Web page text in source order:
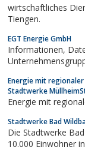
wirtschaftliches
Tiengen.
EGT Energie GmbH
Informationen, Daten und Fakten rund um die EGT
Energie mit
Stadtwerke
Energie mit
Stadtwerke Bad
Die Stadtwerke